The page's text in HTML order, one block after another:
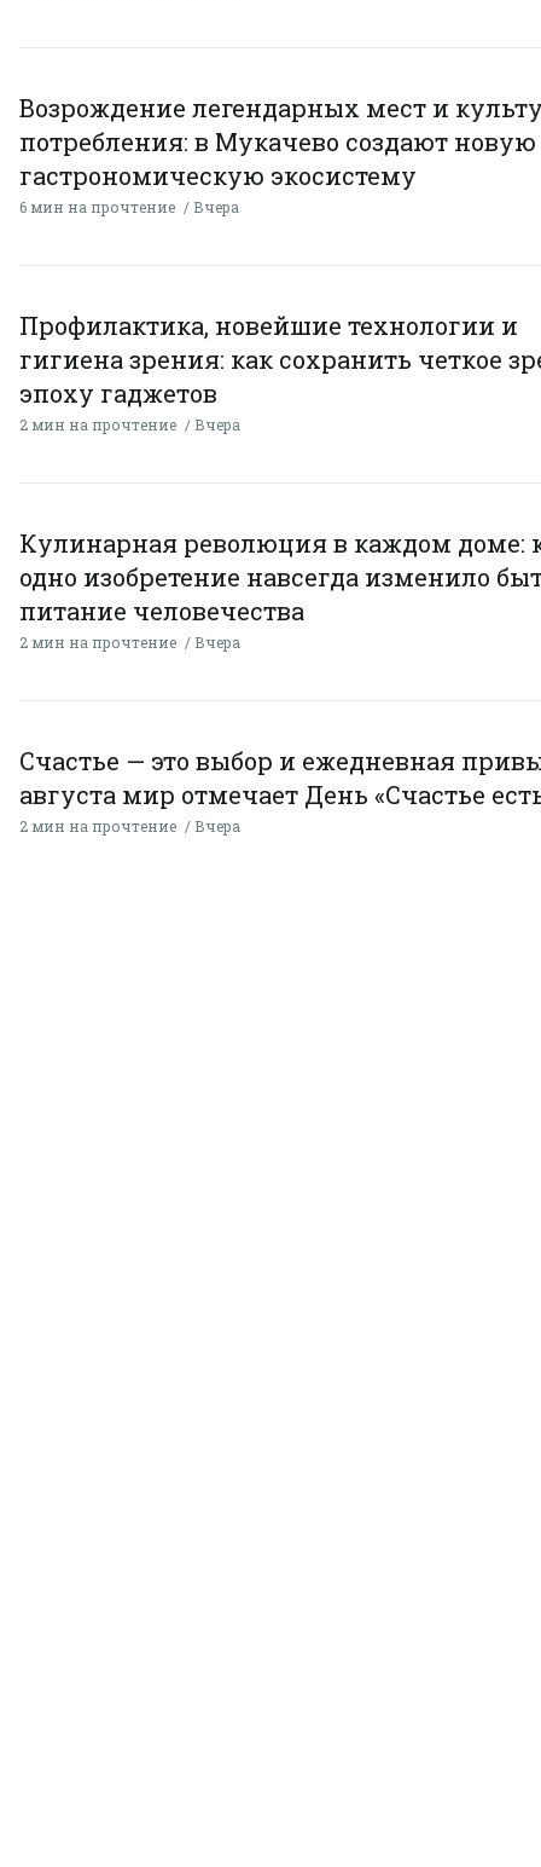
Возрождение легендарных мест и
потребления: в Мукачево создают новую
гастрономическую экосистему
6 мин на прочтение Вчера
Профилактика, новейшие технологии и
гигиена зрения: как сохранить четкое
эпоху гаджетов
2 мин на прочтение Вчера
Кулинарная революция в каждом доме:
одно изобретение навсегда изменило
питание человечества
2 мин на прочтение Вчера
Счастье — это выбор и ежедневная
августа мир отмечает День «Счастье
2 мин на прочтение Вчера